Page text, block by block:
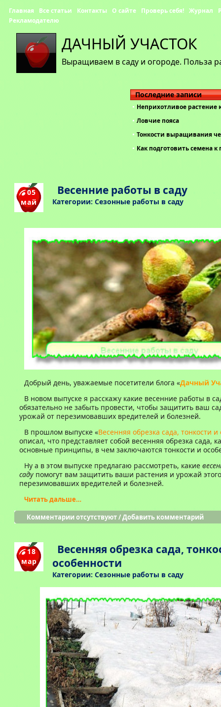
ДАЧНЫЙ УЧАСТОК
Выращиваем в саду и огороде. Польза
Главная Все статьи Контакты О сайте Проверь себя! Журнал
Рекламодателю
Последние записи
Неприхотливое растение
Ловчие пояса
Тонкости выращивания
Как подготовить семена к
05
май
Весенние работы в саду
Категории: Сезонные работы в саду
Добрый день, уважаемые посетители блога «Дачный
В новом выпуске я расскажу какие весенние работы в
обязательно не забыть провести, чтобы защитить ваш
урожай от перезимовавших вредителей и болезней.
В прошлом выпуске «Весенняя обрезка сада, тонкости и
описал, что представляет собой весенняя обрезка сада,
основные принципы, в чем заключаются тонкости и
Ну а в этом выпуске предлагаю рассмотреть, какие
саду помогут вам защитить ваши растения и урожай
перезимовавших вредителей и болезней.
Читать дальше…
Комментарии отсутствуют/Добавить комментарий
18
мар
Весенняя обрезка сада,
особенности
Категории: Сезонные работы в саду